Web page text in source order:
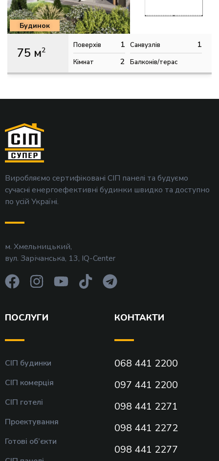
Будинок
75 м2
Поверхів 1
Кімнат 2
Санвузлів 1
Балконів/терас
Виробляємо сертифіковані СІП панелі та будуємо
сучасні енергоефективні будинки швидко та доступно
по усій Україні.
м. Хмельницький,
вул. Зарічанська, 13, IQ-Center
ПОСЛУГИ
СІП будинки
СІП комерція
СІП готелі
Проектування
Готові об’єкти
КОНТАКТИ
068 441 2200
097 441 2200
098 441 2271
098 441 2272
098 441 2277